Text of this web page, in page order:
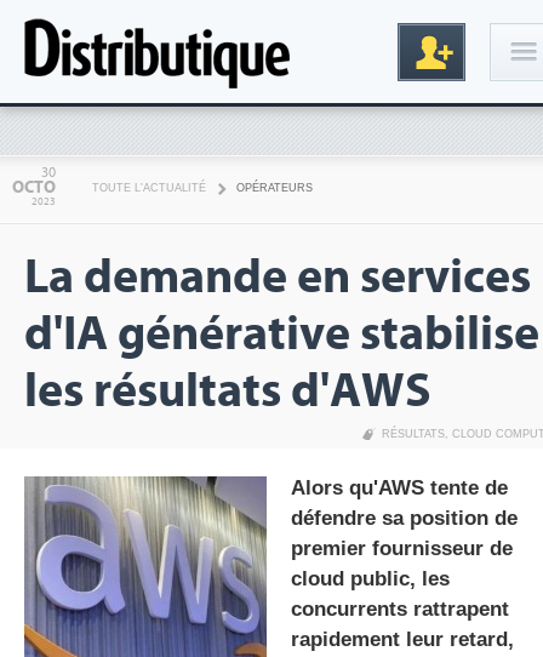
Inscription
30
OCTO
2023
TOUTE L'ACTUALITÉ OPÉRATEURS
La demande en services
d'IA générative stabilise
les résultats d'AWS
RÉSULTATS, CLOUD
Alors qu'AWS tente de
défendre sa position de
premier fournisseur de
cloud public, les
concurrents rattrapent
rapidement leur retard,